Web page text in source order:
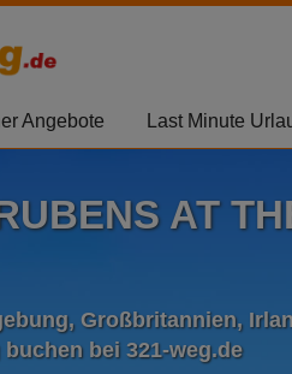
Angebote Last Minute
AT
Großbritannien,
bei 321-weg.de